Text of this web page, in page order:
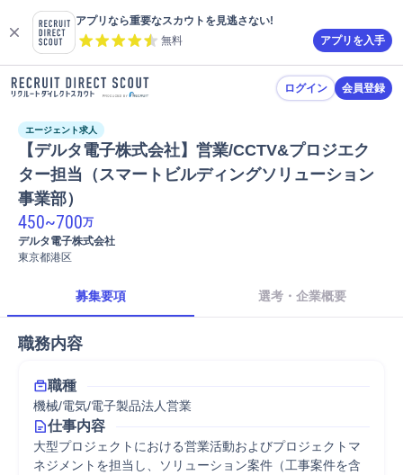
アプリなら重要なスカウトを見逃さない!
無料
アプリを入手
ログイン 会員登録
エージェント求人
【デルタ電子株式会社】営業/CCTV&プロジエク
ター担当（スマートビルディングソリューション
事業部）
450~700万
デルタ電子株式会社
東京都港区
募集要項 選考・企業概要
職務内容
職種
機械/電気/電子製品法人営業
仕事内容
大型プロジェクトにおける営業活動およびプロジェクトマ
ネジメントを担当し、ソリューション案件（工事案件を含